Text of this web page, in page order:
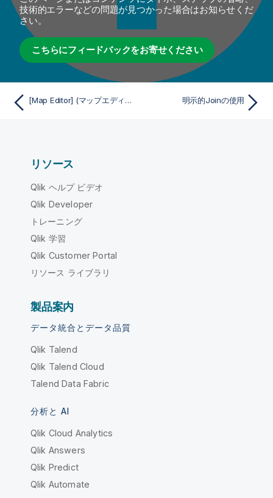
技術的エラーなどの問題が見つかった場合はお知らせくだ
さい。
こちらにフィードバックをお寄せください
[Map Editor] (マップエディター)での入力フロー設定 明示的Joinの使用
リソース
Qlik ヘルプ ビデオ
Qlik Developer
トレーニング
Qlik 学習
Qlik Customer Portal
リソース ライブラリ
製品案内
データ統合とデータ品質
Qlik Talend
Qlik Talend Cloud
Talend Data Fabric
分析と AI
Qlik Cloud Analytics
Qlik Answers
Qlik Predict
Qlik Automate